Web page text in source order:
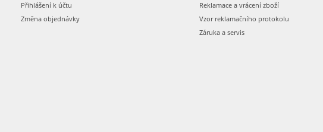
Přihlášení k účtu
Změna objednávky
Reklamace a vrácení zboží
Vzor reklamačního protokolu
Záruka a servis